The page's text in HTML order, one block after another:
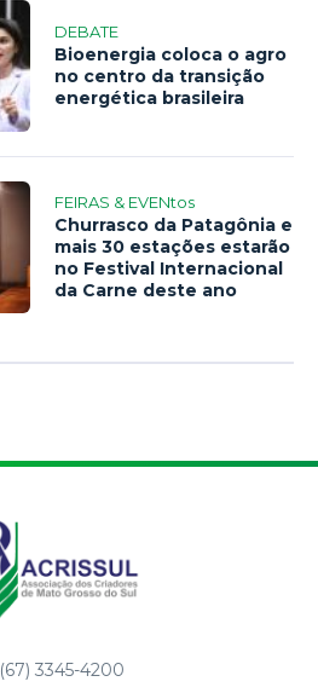
DEBATE
Bioenergia coloca o agro
no centro da transição
energética brasileira
FEIRAS & EVENtos
Churrasco da Patagônia e
mais 30 estações estarão
no Festival Internacional
da Carne deste ano
(67) 3345-4200